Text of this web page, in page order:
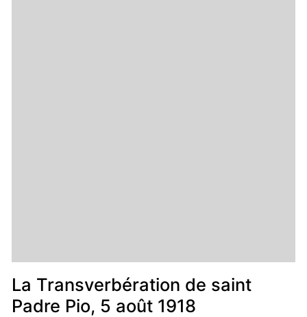
La Transverbération de saint
Padre Pio, 5 août 1918